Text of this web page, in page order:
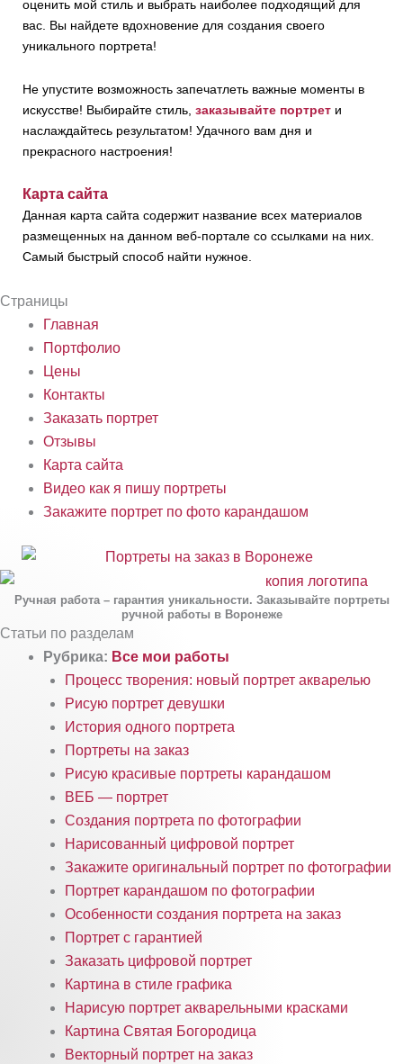
оценить мой стиль и выбрать наиболее подходящий для
вас. Вы найдете вдохновение для создания своего
уникального портрета!
Не упустите возможность запечатлеть важные моменты в
искусстве! Выбирайте стиль, заказывайте портрет и
наслаждайтесь результатом! Удачного вам дня и
прекрасного настроения!
Карта сайта
Данная карта сайта содержит название всех материалов
размещенных на данном веб-портале со ссылками на них.
Самый быстрый способ найти нужное.
Страницы
Главная
Портфолио
Цены
Контакты
Заказать портрет
Отзывы
Карта сайта
Видео как я пишу портреты
Закажите портрет по фото карандашом
Ручная работа – гарантия уникальности. Заказывайте портреты
ручной работы в Воронеже
Статьи по разделам
Рубрика: Все мои работы
Процесс творения: новый портрет акварелью
Рисую портрет девушки
История одного портрета
Портреты на заказ
Рисую красивые портреты карандашом
ВЕБ — портрет
Создания портрета по фотографии
Нарисованный цифровой портрет
Закажите оригинальный портрет по фотографии
Портрет карандашом по фотографии
Особенности создания портрета на заказ
Портрет с гарантией
Заказать цифровой портрет
Картина в стиле графика
Нарисую портрет акварельными красками
Картина Святая Богородица
Векторный портрет на заказ